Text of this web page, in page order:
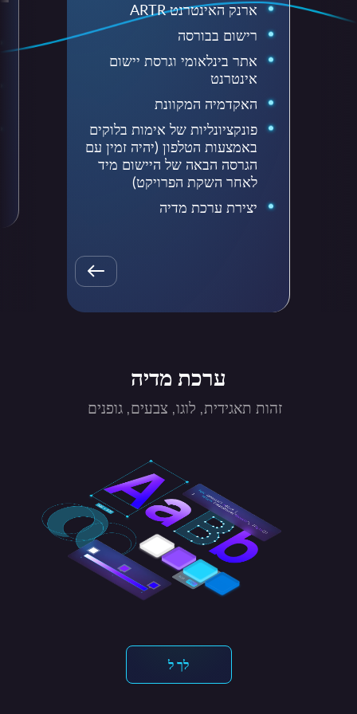
ארנק האינטרנט ARTR
רישום בבורסה
אתר בינלאומי וגרסת יישום
אינטרנט
האקדמיה המקוונת
פונקציונליות של אימות בלוקים
באמצעות הטלפון (יהיה זמין עם
הגרסה הבאה של היישום מיד
לאחר השקת הפרויקט)
יצירת ערכת מדיה
ערכת מדיה
זהות תאגידית, לוגו, צבעים, גופנים
לך ל